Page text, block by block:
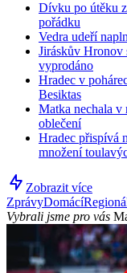
Dívku po útěku
pořádku
Vedra udeří
Jiráskův Hronov
vyprodáno
Hradec v
Besiktas
Matka nechala v
oblečení
Hradec přispívá
množení
Zobrazit více
ZprávyDomácí
Vybrali jsme pro vás